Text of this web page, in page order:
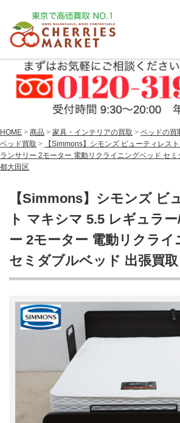
HOME > 商品 > 家具・インテリアの買取 > ベッドの買
ベッド買取 >
【Simmons】シモンズ ビューティレス
ランサリー 2モーター 電動リクライニングベッド セ
都大田区
【Simmons】シモンズ ビ
ト マキシマ 5.5 レギュラ
ー 2モーター 電動リクライ
セミダブルベッド 出張買